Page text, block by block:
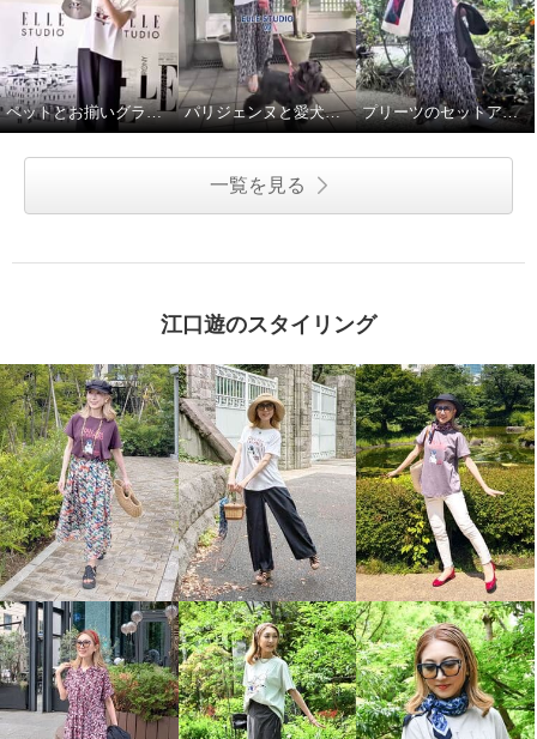
ペットとお揃いグラフィックTシャツ♪ パリジェンヌと愛犬のお散歩スタイル プリーツのセットアップで語学レッスンへ♪
一覧を見る
江口遊のスタイリング